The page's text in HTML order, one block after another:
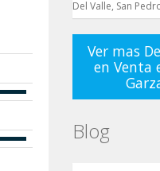
Del Valle, San
Ver mas
en Venta
Blog